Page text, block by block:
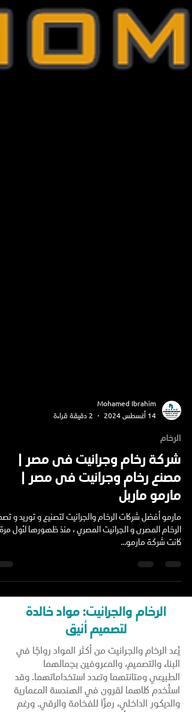
Mohamed Ibrahim
14 أغسطس 2024
2 دقيقة قراءة
الرخام
شركة رخام وجرانيت فى مصر |
مصنع رخام وجرانيت فى مصر |
كانت شركة مارمو...
الرخام والجرانيت: مواد خالدة
لتصميم أنيق